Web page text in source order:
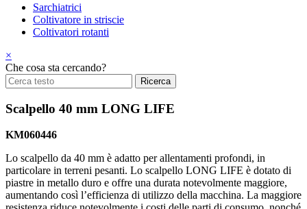
Sarchiatrici
Coltivatore in striscie
Coltivatori rotanti
×
Che cosa sta cercando?
Scalpello 40 mm LONG LIFE
KM060446
Lo scalpello da 40 mm è adatto per allentamenti profondi, in
particolare in terreni pesanti. Lo scalpello LONG LIFE è dotato di
piastre in metallo duro e offre una durata notevolmente maggiore,
aumentando così l’efficienza di utilizzo della macchina. La maggiore